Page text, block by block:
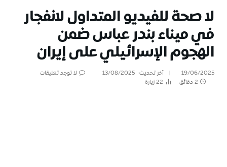
لا صحة للفيديو المتداول لانفجار
في ميناء بندر عباس ضمن
الهجوم الإسرائيلي على إيران
19/06/2025 آخر تحديث: 13/08/2025
لا توجد تعليقات
2 دقائق
22زيارة